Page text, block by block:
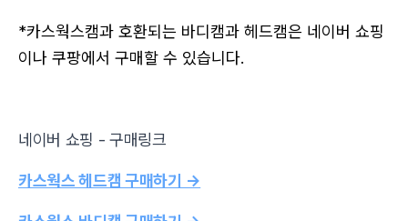
*카스웍스캠과 호환되는 바디캠과 헤드캠은 네이버 쇼핑
이나 쿠팡에서 구매할 수 있습니다.
네이버 쇼핑 - 구매링크
카스웍스 헤드캠 구매하기 →